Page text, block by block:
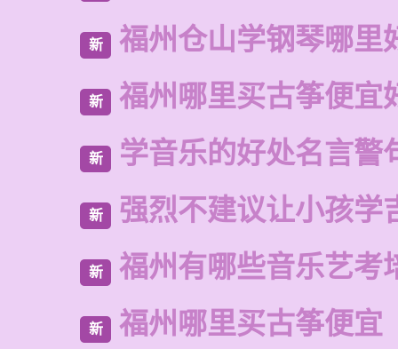
新 福州仓山学钢琴哪里
新 福州哪里买古筝便宜
新 学音乐的好处名言警
新 强烈不建议让小孩学
新 福州有哪些音乐艺考
新 福州哪里买古筝便宜